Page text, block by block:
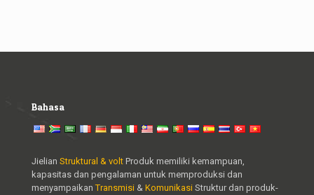
Bahasa
Jielian Struktural & volt Produk memiliki kemampuan,
kapasitas dan pengalaman untuk memproduksi dan
menyampaikanTransmisi & Komunikasi Struktur dan produk-